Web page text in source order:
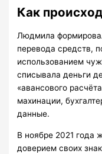
Как
Людмила
перевода средств,
использованием
списывала деньги
«авансового
махинации,
данные.
В ноябре 2021 года
доверием своих